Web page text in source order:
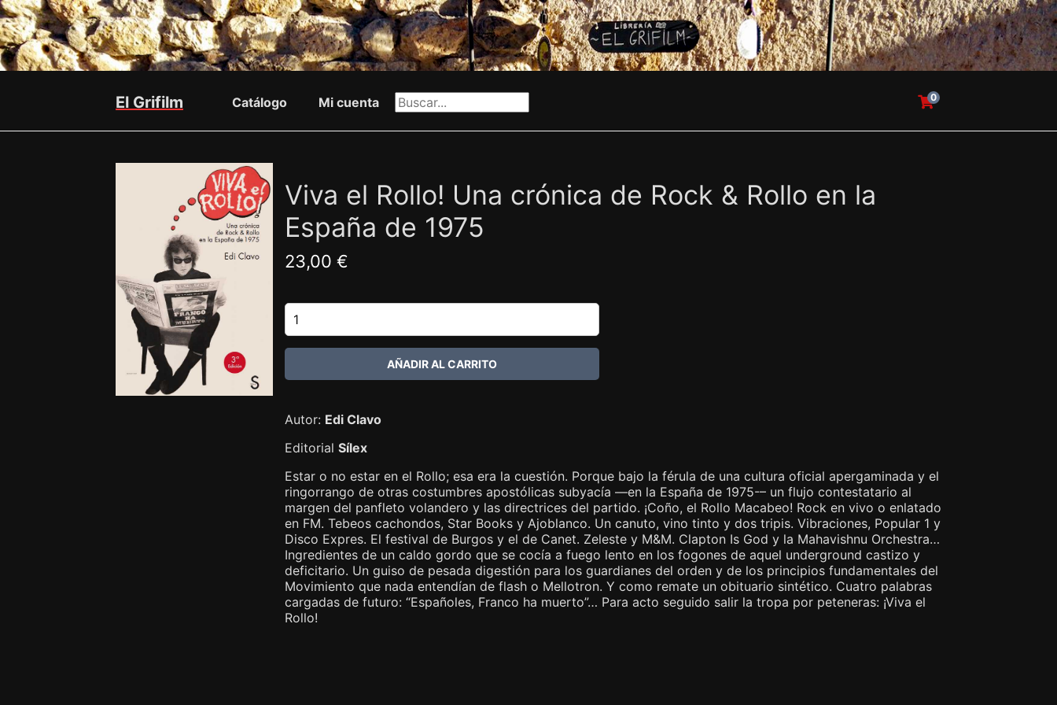
El Grifilm Catálogo Mi cuenta 0
Viva el Rollo! Una crónica de Rock & Rollo en la
España de 1975
23,00 €
Autor: Edi Clavo
Editorial Sílex
Estar o no estar en el Rollo; esa era la cuestión. Porque bajo la férula de una cultura oficial apergaminada y el
ringorrango de otras costumbres apostólicas subyacía —en la España de 1975-– un flujo contestatario al
margen del panfleto volandero y las directrices del partido. ¡Coño, el Rollo Macabeo! Rock en vivo o enlatado
en FM. Tebeos cachondos, Star Books y Ajoblanco. Un canuto, vino tinto y dos tripis. Vibraciones, Popular 1 y
Disco Expres. El festival de Burgos y el de Canet. Zeleste y M&M. Clapton Is God y la Mahavishnu Orchestra…
Ingredientes de un caldo gordo que se cocía a fuego lento en los fogones de aquel underground castizo y
deficitario. Un guiso de pesada digestión para los guardianes del orden y de los principios fundamentales del
Movimiento que nada entendían de flash o Mellotron. Y como remate un obituario sintético. Cuatro palabras
cargadas de futuro: “Españoles, Franco ha muerto”… Para acto seguido salir la tropa por peteneras: ¡Viva el
Rollo!